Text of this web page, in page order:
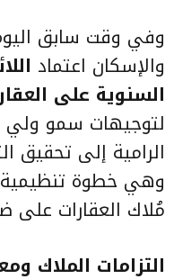
وفي وقت سابق
والإسكان اعتماد
السنوية على
لتوجيهات سمو ولي
الرامية إلى تحقيق
وهي خطوة
مُلاك العقارات
التزامات الملاك